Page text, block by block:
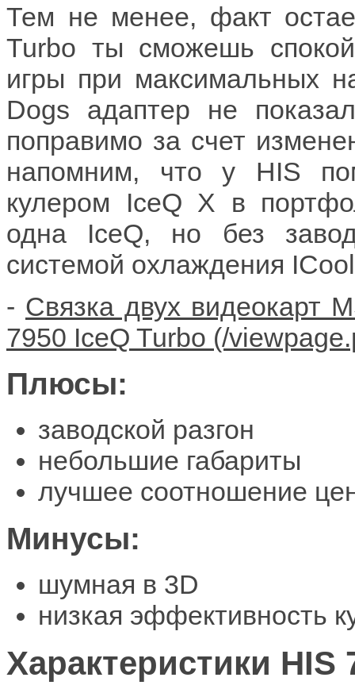
Тем не менее, факт
Turbo ты сможешь
игры при максимальных
Dogs адаптер не
поправимо за счет
напомним, что у HIS
кулером IceQ X в
одна IceQ, но без
системой охлаждения
- Связка двух видеокарт
7950 IceQ Turbo
Плюсы:
заводской разгон
небольшие габариты
лучшее соотношение
Минусы:
шумная в 3D
низкая эффективность
Характеристики HIS